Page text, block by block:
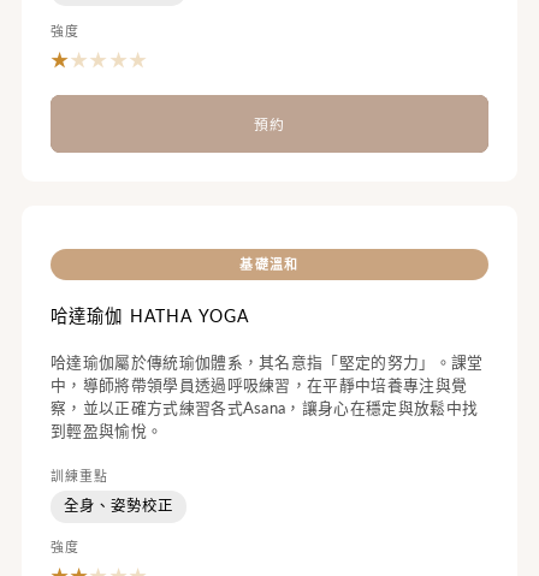
強度
★★★ ★★
預約
基礎溫和
哈達瑜伽 HATHA YOGA
哈達瑜伽屬於傳統瑜伽體系，其名意指「堅定的努力」。課堂
中，導師將帶領學員透過呼吸練習，在平靜中培養專注與覺
察，並以正確方式練習各式Asana，讓身心在穩定與放鬆中找
到輕盈與愉悅。
訓練重點
全身、姿勢校正
強度